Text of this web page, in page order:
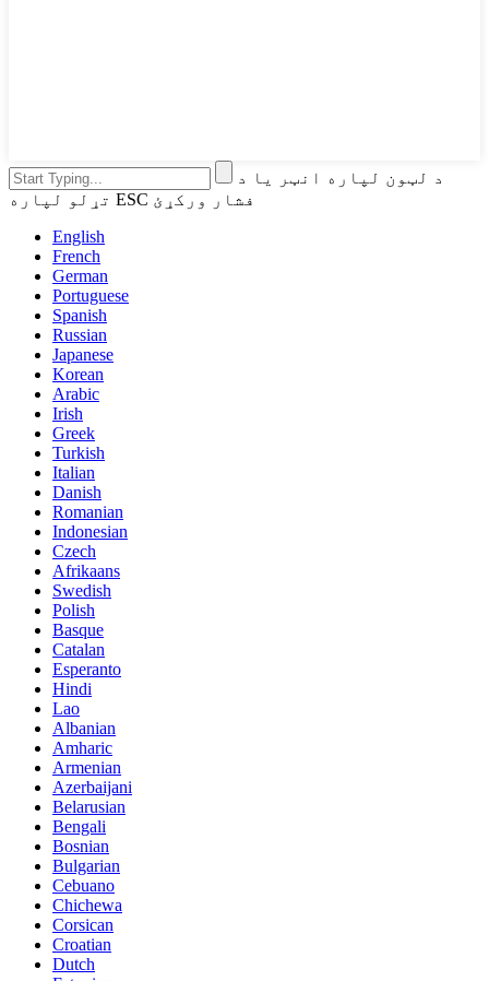
د لټون لپاره انټر یا د
تړلو لپاره ESC فشار ورکړئ
English
French
German
Portuguese
Spanish
Russian
Japanese
Korean
Arabic
Irish
Greek
Turkish
Italian
Danish
Romanian
Indonesian
Czech
Afrikaans
Swedish
Polish
Basque
Catalan
Esperanto
Hindi
Lao
Albanian
Amharic
Armenian
Azerbaijani
Belarusian
Bengali
Bosnian
Bulgarian
Cebuano
Chichewa
Corsican
Croatian
Dutch